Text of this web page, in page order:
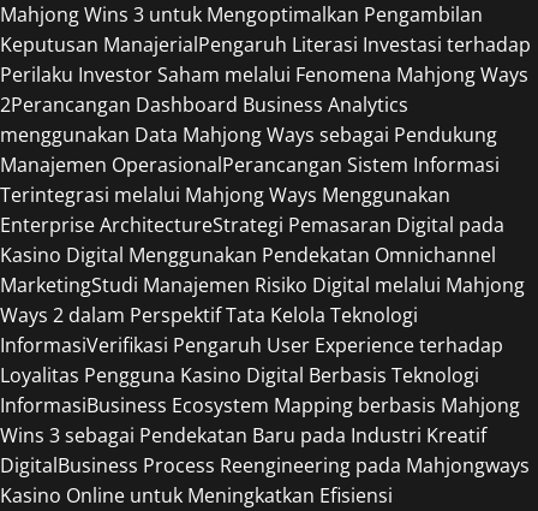
Mahjong Wins 3 untuk Mengoptimalkan Pengambilan
Keputusan ManajerialPengaruh Literasi Investasi terhadap
Perilaku Investor Saham melalui Fenomena Mahjong Ways
2Perancangan Dashboard Business Analytics
menggunakan Data Mahjong Ways sebagai Pendukung
Manajemen OperasionalPerancangan Sistem Informasi
Terintegrasi melalui Mahjong Ways Menggunakan
Enterprise ArchitectureStrategi Pemasaran Digital pada
Kasino Digital Menggunakan Pendekatan Omnichannel
MarketingStudi Manajemen Risiko Digital melalui Mahjong
Ways 2 dalam Perspektif Tata Kelola Teknologi
InformasiVerifikasi Pengaruh User Experience terhadap
Loyalitas Pengguna Kasino Digital Berbasis Teknologi
InformasiBusiness Ecosystem Mapping berbasis Mahjong
Wins 3 sebagai Pendekatan Baru pada Industri Kreatif
DigitalBusiness Process Reengineering pada Mahjongways
Kasino Online untuk Meningkatkan Efisiensi